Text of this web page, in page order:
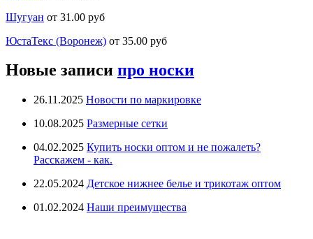
Шугуан от 31.00 руб
ЮстаТекс (Воронеж) от 35.00 руб
Новые записи про носки
26.11.2025 Новости по маркировке
10.08.2025 Размерные сетки
04.02.2025 Купить носки оптом и не пожалеть?
Расскажем - как.
22.05.2024 Детское нижнее белье и трикотаж оптом
01.02.2024 Наши преимущества